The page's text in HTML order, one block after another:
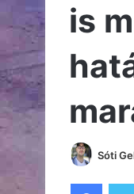
is
Sóti